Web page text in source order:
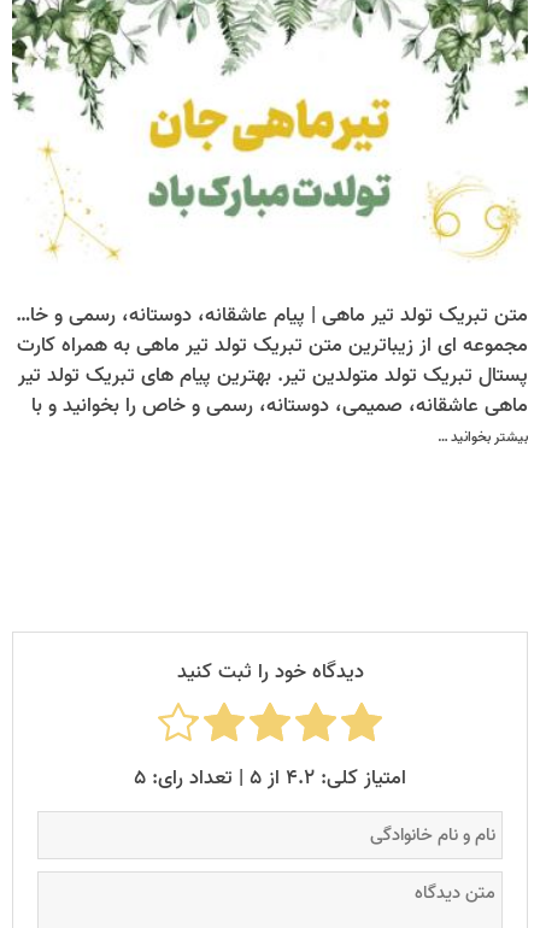
متن تبریک تولد تیر ماهی | پیام عاشقانه، دوستانه، رسمی و خاص + کارت تبریک تولد تیر ماه
مجموعه ای از زیباترین متن تبریک تولد تیر ماهی به همراه کارت
پستال تبریک تولد متولدین تیر. بهترین پیام های تبریک تولد تیر
ماهی عاشقانه، صمیمی، دوستانه، رسمی و خاص را بخوانید و با
کارت پستال دیجیتال تولد، عزیزان تیرماهی خود را سورپرایز کنید.
بیشتر بخوانید …
دیدگاه خود را ثبت کنید
امتیاز کلی: ۴.۲ از ۵ | تعداد رای: ۵